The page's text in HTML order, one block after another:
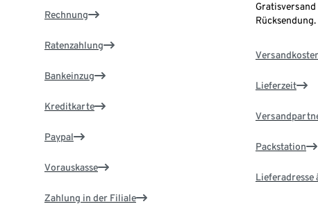
Rechnung
Ratenzahlung
Bankeinzug
Kreditkarte
Paypal
Vorauskasse
Zahlung in der Filiale
Gratisversand
Rücksendung.
Lieferzeit
Packstation
Lieferadresse